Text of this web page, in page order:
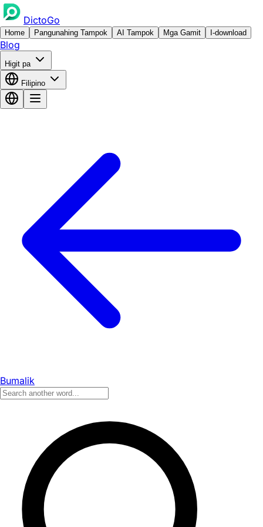
DictoGo
Home Pangunahing Tampok AI Tampok Mga Gamit I-download
Blog
Higit pa
Filipino
Bumalik